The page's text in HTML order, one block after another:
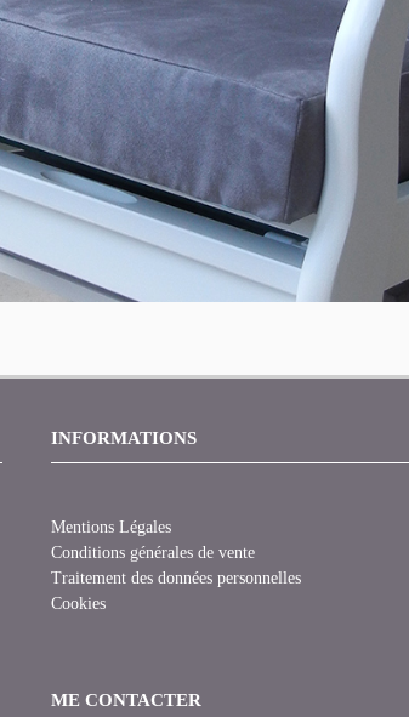
INFORMATIONS
Mentions Légales
Conditions générales de vente
Traitement des données personnelles
Cookies
ME CONTACTER